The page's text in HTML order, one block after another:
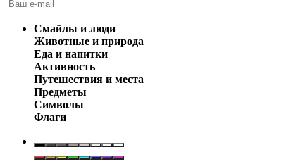
Смайлы и люди
Животные и природа
Еда и напитки
Активность
Путешествия и места
Предметы
Символы
Флаги